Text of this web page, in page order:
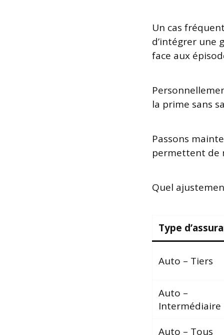
Un cas
d’intégrer une
face aux
la prime sans
Passons
permettent de
Quel
Type
Auto – Tiers
Auto –
Intermédiaire
Auto – Tous